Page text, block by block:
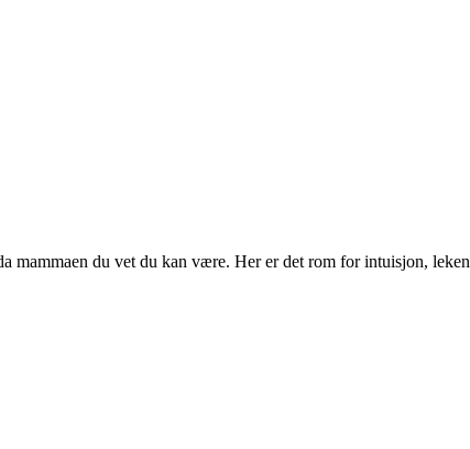
du vet du kan være. Her er det rom for intuisjon,